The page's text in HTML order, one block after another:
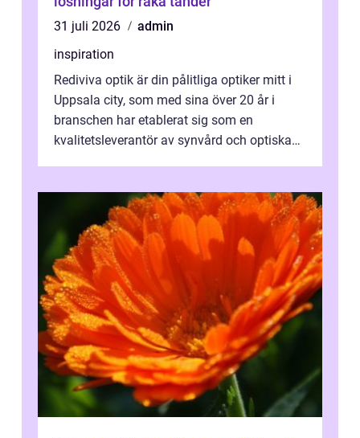
31 juli 2026
admin
inspiration
Rediviva optik är din pålitliga optiker mitt i
Uppsala city, som med sina över 20 år i
branschen har etablerat sig som en
kvalitetsleverantör av synvård och optiska